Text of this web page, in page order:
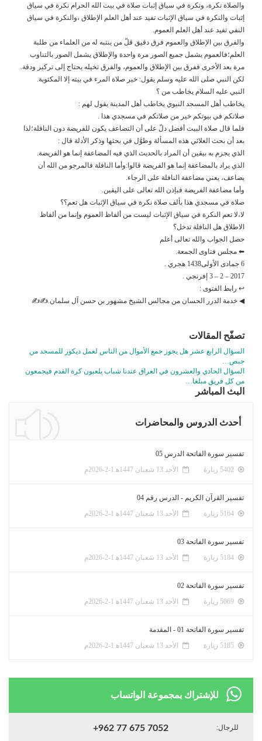
والصلاة نكرة، ونكرة في سياق إثبات صلاة في بيت الله الحرام نكرة في سياق
إثبات والنكرة في سياق الإثبات تفيد عند أهل العلم الإطلاق ،والنكرة في سياق
النفي تفيد عند أهل العلم العموم.
والفرق بين الإطلاق والعموم فرق دقيق قلّ من ينتبه له من العلماء من طلبة
العلم؛فالعموم يشمل جميع الصور مرة واحدة والإطلاق يشمل الصور بالتناوب
مرة بعد الأخرى ففرق بين الإطلاق والعموم، والفرق تخيله يحتاج إلى تركيز ودقة.
لكن النبي صلى الله عليه وسلم يقول: خير صلاة المرء في بيته إلا المكتوبة.
النبي عليه السلام يخاطب من ؟
يخاطب أهل المسجد النبوي يخاطب أهل المدينة يقول لهم :
صلاتكم في بيوتكم خير من صلاتكم في مسجدي هذا .
فلما قال صلاة البيت أفضل دلّ على أن التضاعف يكون للفريضة دون النافلة؛لذا
بعد أن بحث العلائي هذه المسألة وطوَّل في بحثها وذكر الأدلة قال :
الذي يجزم به بيقين أن المراد بالحديث الذي فيه المضاعفة إنما هو الفريضة.
الذي يراد بالمضاعفة إنما هو الفريضة قالوا:وأما النافلة فالمرجو من الله أن
يضاعف، يعني مضاعفة النافلة على الرجاء.
وأما مضاعفة الفريضة فبإذن الله تعالى على اليقين.
صلاة في مسجدي هذا بألف صلاة نكرة في سياق الإثبات هل تعم؟؟
لا،لا تعم النكرة في سياق الإثبات ليست من ألفاظ العموم وإنما من ألفاظ
الاطلاق هل النافلة تدخل؟
حصل الجواب والله تعالى أعلم
⬅ مجلس فتاوى الجمعة.
6 جمادى الأولى1438 هجري .
2017 – 2 – 3 إفرنجي .
↩ رابط الفتوى :
◀ خدمة الدرر الحسان من مجالس الشيخ مشهور بن حسن آل سلمان.✍✍
تصفّح المقالات
السؤال الرابع عشر هل يجوز جمع الأموال من الناس لعمل ديكور للمسجد من
جبص…
السؤال الحادي والعشرون في العراق عندنا شباب يلعبون كرة القدم فيجمعون
من كل فريق مبلغا…
البث المباشر
أحدث الدروس والمحاضرات
تفسير سورة الفاتحة الدرس 05
الأحد 13 شعبان 1447ﻫ 1-2-2026م
تفسير القرآن الكريم - الدرس رقم 04
الأحد 13 شعبان 1447ﻫ 1-2-2026م
تفسير سورة الفاتحة 03
الأحد 13 شعبان 1447ﻫ 1-2-2026م
تفسير سورة الفاتحة 02
الأحد 13 شعبان 1447ﻫ 1-2-2026م
تفسير سورة الفاتحة 01 - المقدمة
الأحد 13 شعبان 1447ﻫ 1-2-2026م
للإشتراك بمجموعة الواتساب
للرجال: +962 77 675 7052